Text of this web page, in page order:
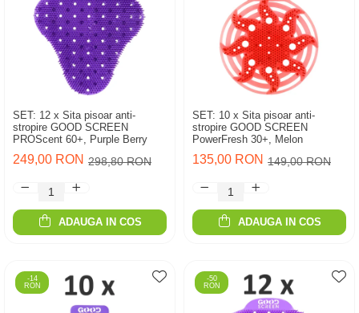
SET: 12 x Sita pisoar anti-
stropire GOOD SCREEN
PROScent 60+, Purple Berry
298,80 RON
249,00 RON
ADAUGA IN COS
SET: 10 x Sita pisoar anti-
stropire GOOD SCREEN
PowerFresh 30+, Melon
149,00 RON
135,00 RON
ADAUGA IN COS
-14
RON
-50
RON